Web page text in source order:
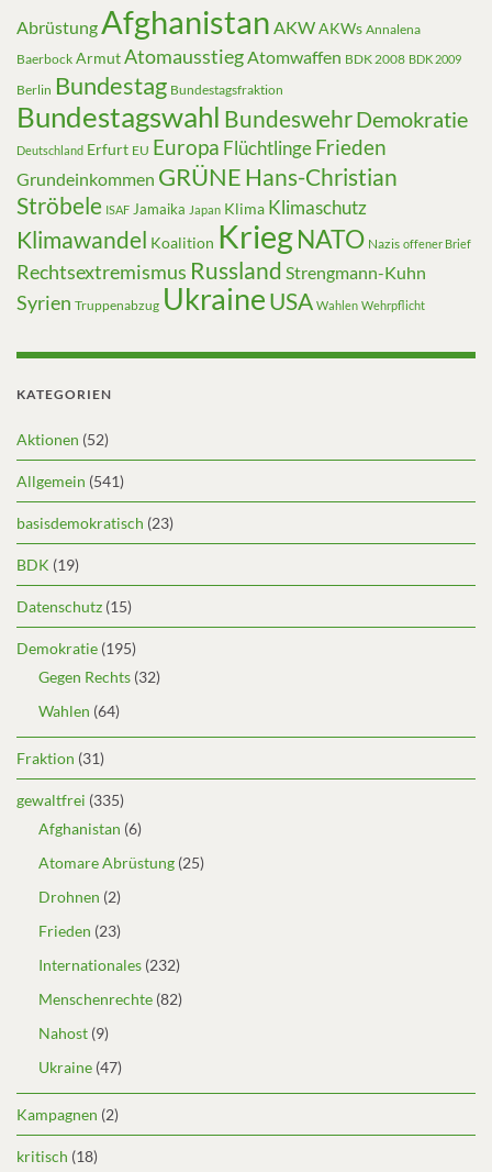
Abrüstung Afghanistan AKWAKWs Annalena
Baerbock ArmutAtomausstiegAtomwaffen BDK 2008 BDK 2009
Berlin Bundestag Bundestagsfraktion
Bundestagswahl BundeswehrDemokratie
Deutschland Erfurt EU Europa FlüchtlingeFrieden
Grundeinkommen GRÜNE Hans-Christian
Ströbele ISAF Jamaika Japan Klima Klimaschutz
Klimawandel Koalition KriegNATO Nazis offener Brief
Rechtsextremismus Russland Strengmann-Kuhn
Syrien Truppenabzug UkraineUSA Wahlen Wehrpflicht
KATEGORIEN
Aktionen (52)
Allgemein (541)
basisdemokratisch (23)
BDK (19)
Datenschutz (15)
Demokratie (195)
Gegen Rechts (32)
Wahlen (64)
Fraktion (31)
gewaltfrei (335)
Afghanistan (6)
Atomare Abrüstung (25)
Drohnen (2)
Frieden (23)
Internationales (232)
Menschenrechte (82)
Nahost (9)
Ukraine (47)
Kampagnen (2)
kritisch (18)